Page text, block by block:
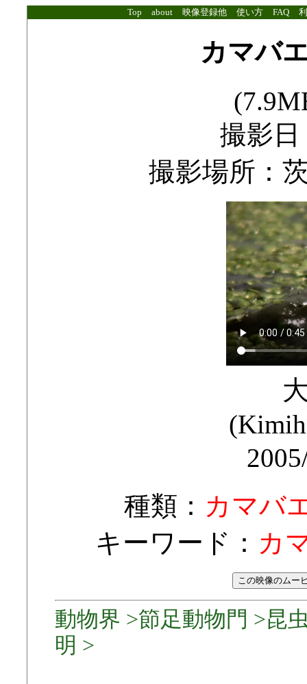
Top about 映像登録他 使い方 FAQ
カマバ
撮影日
撮影場所：
種類： カマバ
キーワード： カ
動物界 >節足動物門 >昆
明 >